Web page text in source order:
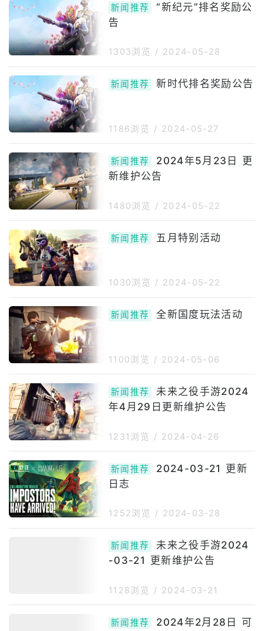
游戏。更新维护可能发生变化，对
此我们将再次以本公告进行通知。
新闻推荐
“新纪元”排名奖励公
告
1303浏览 / 2024-05-28
新闻推荐 新时代排名奖励公告
1186浏览 / 2024-05-27
新闻推荐
2024年5月23日 更
新维护公告
1480浏览 / 2024-05-22
新闻推荐 五月特别活动
1030浏览 / 2024-05-22
新闻推荐 全新国度玩法活动
1100浏览 / 2024-05-06
新闻推荐
未来之役手游2024
年4月29日更新维护公告
1231浏览 / 2024-04-26
新闻推荐
2024-03-21 更新
日志
1252浏览 / 2024-03-28
新闻推荐
未来之役手游2024
-03-21 更新维护公告
1128浏览 / 2024-03-21
新闻推荐
2024年2月28日 可